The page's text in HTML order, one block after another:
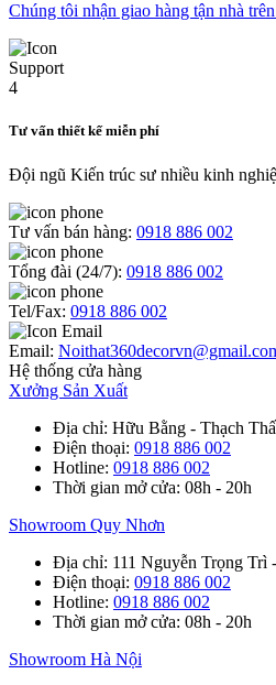
Chúng tôi nhận giao hàng tận nhà
Tư vấn thiết kế miễn phí
Đội ngũ Kiến trúc sư nhiều kinh
Tư vấn bán hàng: 0918 886 002
Tổng đài (24/7): 0918 886 002
Tel/Fax: 0918 886 002
Email:
Hệ thống cửa hàng
Xưởng Sản Xuất
Địa chỉ: Hữu Bằng - Thạch
Điện thoại: 0918 886 002
Hotline: 0918 886 002
Thời gian mở cửa: 08h - 20h
Showroom Quy Nhơn
Địa chỉ: 111 Nguyễn Trọng
Điện thoại: 0918 886 002
Hotline: 0918 886 002
Thời gian mở cửa: 08h - 20h
Showroom Hà Nội